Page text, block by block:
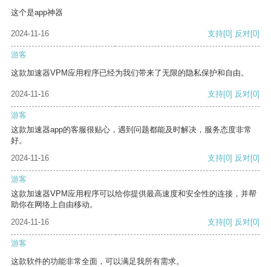
这个是app神器
2024-11-16 支持[0] 反对[0]
游客
这款加速器VPM应用程序已经为我们带来了无限的隐私保护和自由。
2024-11-16 支持[0] 反对[0]
游客
这款加速器app的客服很贴心，遇到问题都能及时解决，服务态度非常
好。
2024-11-16
支持[0] 反对[0]
游客
这款加速器VPM应用程序可以给你提供最高速度和安全性的连接，并帮
助你在网络上自由移动。
2024-11-16
支持[0] 反对[0]
游客
这款软件的功能非常全面，可以满足我所有需求。